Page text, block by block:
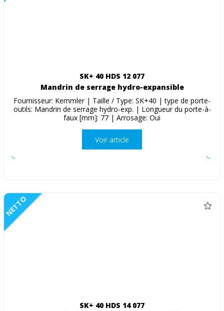
SK+ 40 HDS 12 077
Mandrin de serrage hydro-expansible
Fournisseur: Kemmler | Taille / Type: SK+40 | type de porte-
outils: Mandrin de serrage hydro-exp. | Longueur du porte-à-
faux [mm]: 77 | Arrosage: Oui
Voir article
NETTO
SK+ 40 HDS 14 077